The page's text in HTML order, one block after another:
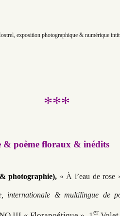
exposition photographique & numérique
***
& poème floraux & inédits
photographie), « À l’eau de rose
internationale & multilingue de
er